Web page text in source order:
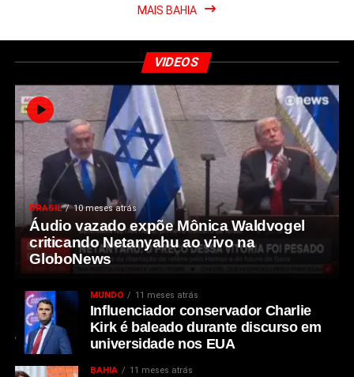
MAIS BAHIA
VIDEOS
BRASIL 10 meses atrás
Áudio vazado expõe Mônica Waldvogel
criticando Netanyahu ao vivo na
GloboNews
MUNDO 11 meses atrás
Influenciador conservador Charlie
Kirk é baleado durante discurso em
universidade nos EUA
BAHIA 11 meses atrás